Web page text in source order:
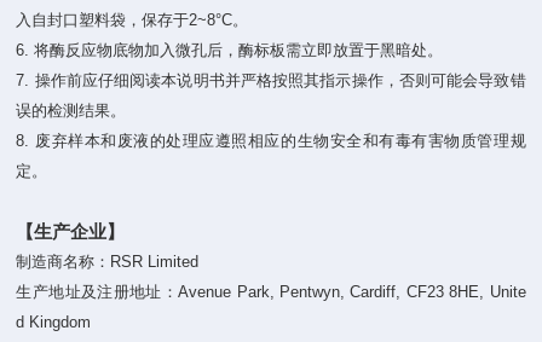
入自封口塑料袋，保存于2~8°C。
6. 将酶反应物底物加入微孔后，酶标板需立即放置于黑暗处。
7. 操作前应仔细阅读本说明书并严格按照其指示操作，否则可能会导致错
误的检测结果。
8. 废弃样本和废液的处理应遵照相应的生物安全和有毒有害物质管理规
定。
【生产企业】
制造商名称：RSR Limited
生产地址及注册地址：Avenue Park, Pentwyn, Cardiff, CF23 8HE, Unite
d Kingdom